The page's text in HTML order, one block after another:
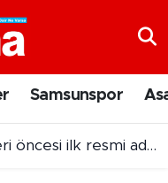
Samsunspor
resmi aday Hayati Ağca